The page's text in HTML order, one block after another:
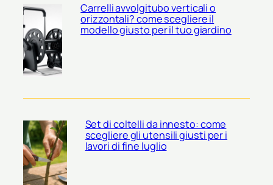
Carrelli avvolgitubo verticali o
orizzontali? come scegliere il
modello giusto per il tuo giardino
Set di coltelli da innesto: come
scegliere gli utensili giusti per i
lavori di fine luglio